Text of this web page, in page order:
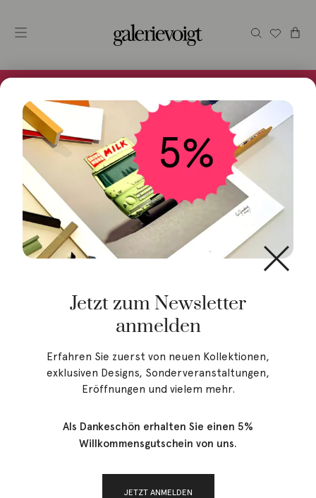
Versandfertig! 5% Bei Newsletteranmeldung.
Jetzt zum Newsletter
anmelden
Erfahren Sie zuerst von neuen Kollektionen,
exklusiven Designs, Sonderveranstaltungen,
Eröffnungen und vielem mehr.
Als Dankeschön erhalten Sie einen 5%
Willkommensgutschein von uns.
JETZT ANMELDEN